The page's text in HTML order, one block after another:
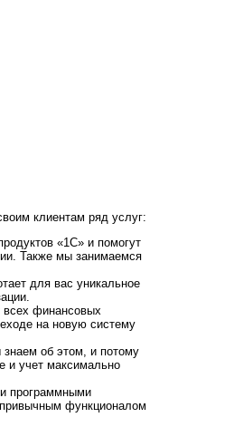
клиентам ряд услуг:
«1С» и помогут
Также мы занимаемся
для вас уникальное
всех финансовых
на новую систему
об этом, и потому
и учет максимально
программными
функционалом